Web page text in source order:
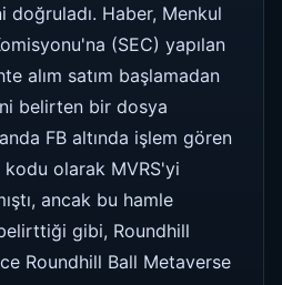
Haber, Menkul
(SEC) yapılan
alım satım başlamadan
belirten bir dosya
FB altında işlem gören
kodu olarak MVRS'yi
ancak bu hamle
gibi, Roundhill
Roundhill Ball Metaverse